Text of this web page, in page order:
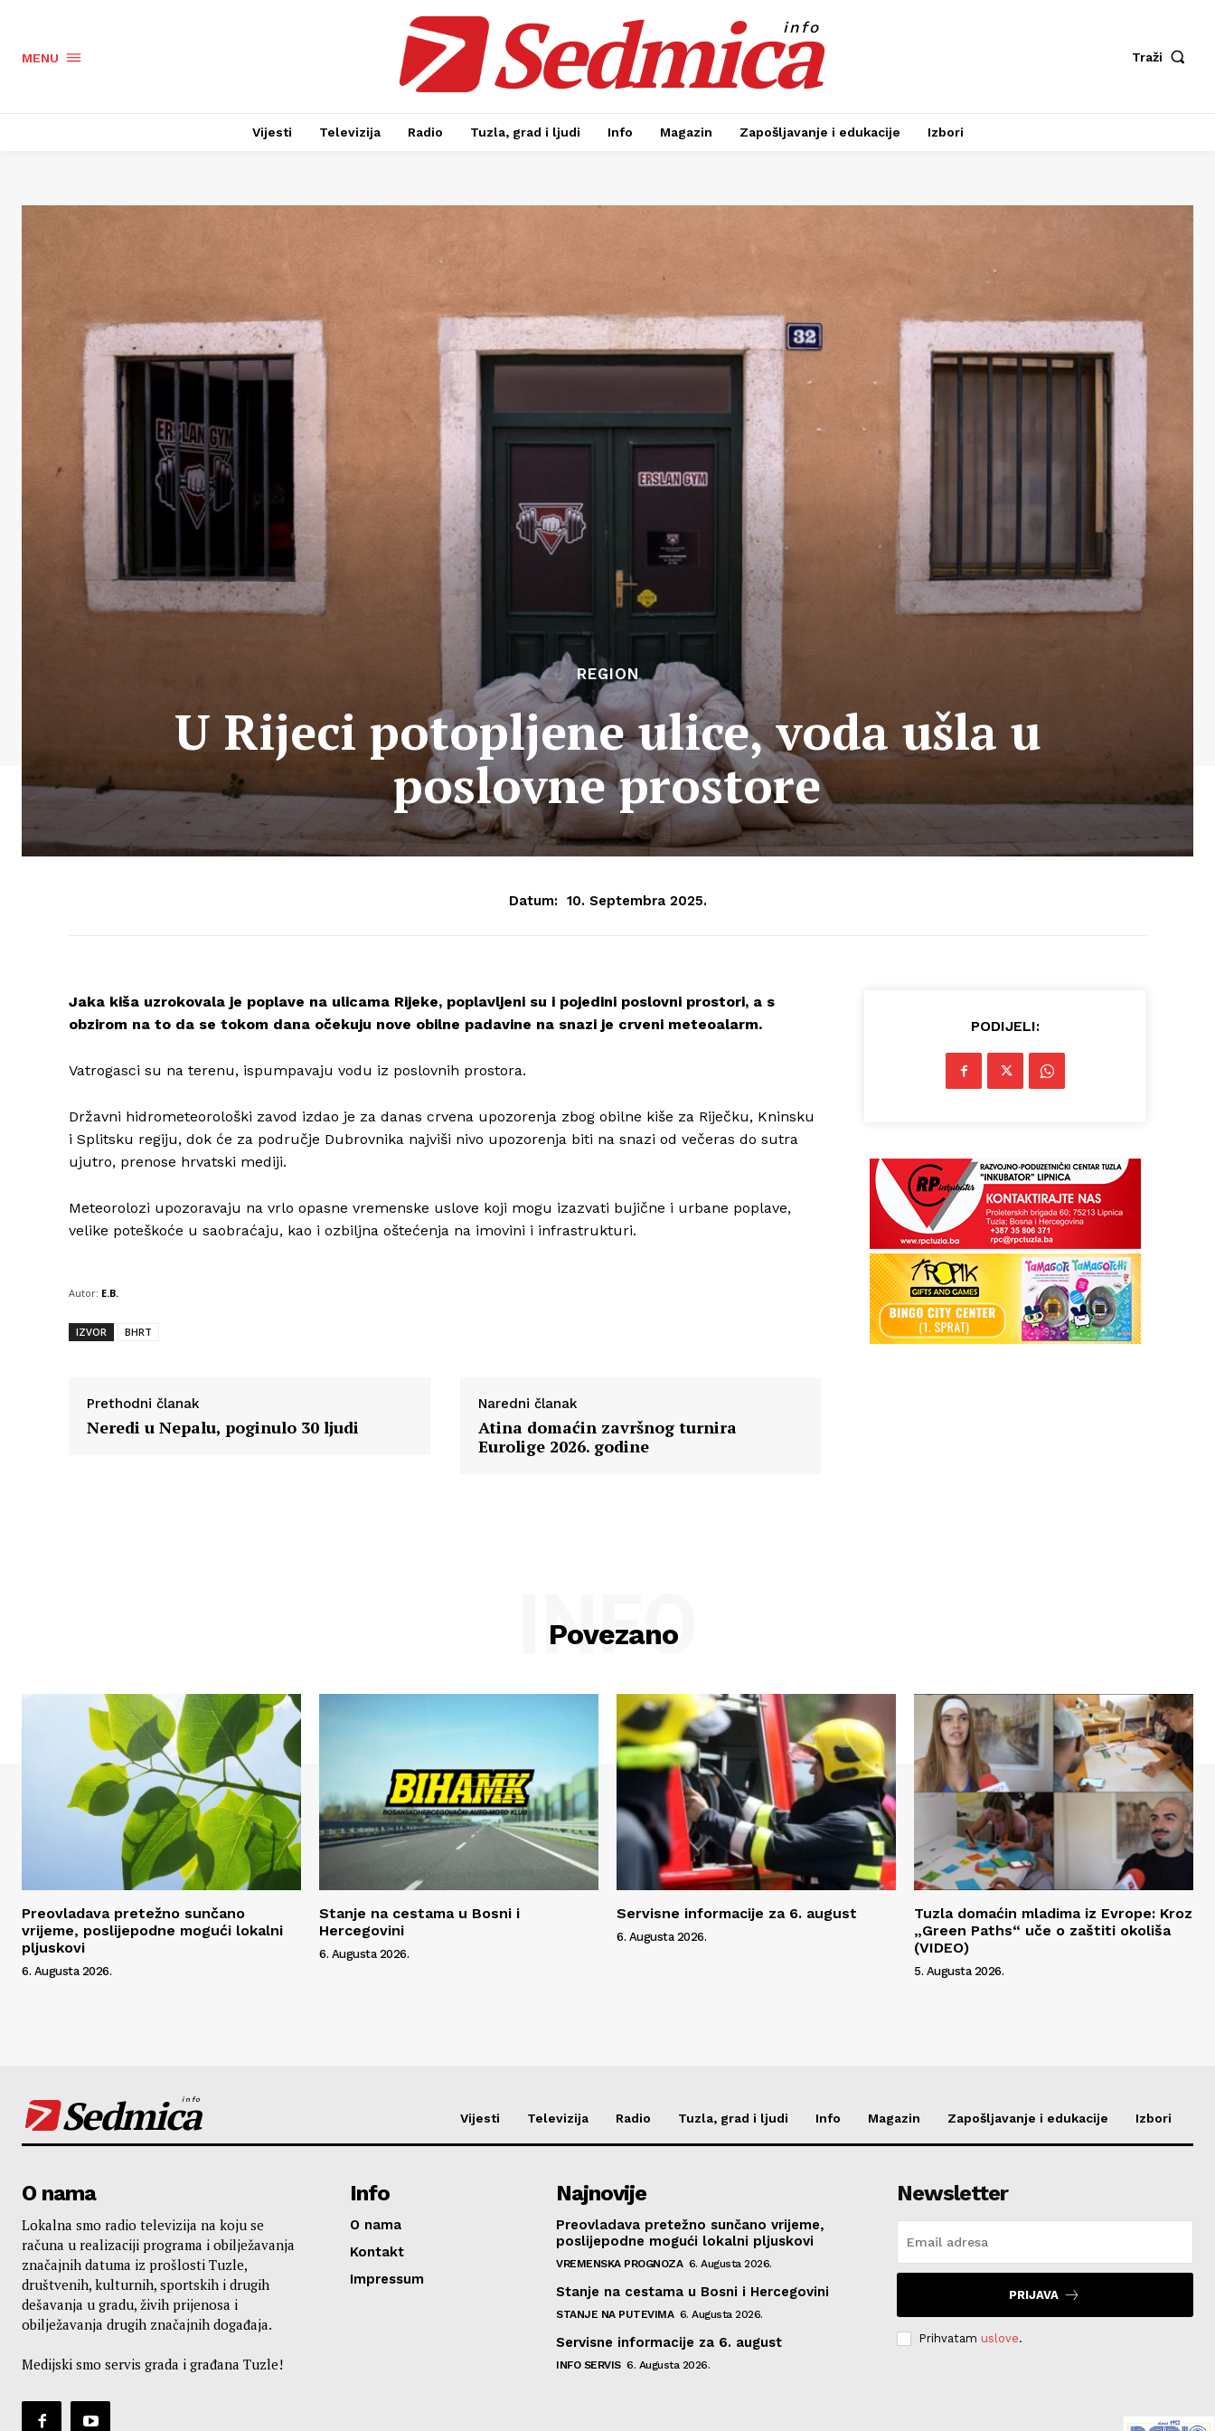
Info
MENU Sedmica
info
Traži
Vijesti Televizija Radio Tuzla, grad i ljudi Info Magazin Zapošljavanje i edukacije Izbori
REGION
U Rijeci potopljene ulice, voda ušla u
poslovne prostore
Datum: 10. Septembra 2025.
Jaka kiša uzrokovala je poplave na ulicama Rijeke, poplavljeni su i pojedini poslovni prostori, a s
obzirom na to da se tokom dana očekuju nove obilne padavine na snazi je crveni meteoalarm.
Vatrogasci su na terenu, ispumpavaju vodu iz poslovnih prostora.
Državni hidrometeorološki zavod izdao je za danas crvena upozorenja zbog obilne kiše za Riječku, Kninsku
i Splitsku regiju, dok će za područje Dubrovnika najviši nivo upozorenja biti na snazi od večeras do sutra
ujutro, prenose hrvatski mediji.
Meteorolozi upozoravaju na vrlo opasne vremenske uslove koji mogu izazvati bujične i urbane poplave,
velike poteškoće u saobraćaju, kao i ozbiljna oštećenja na imovini i infrastrukturi.
Autor: E.B.
IZVOR BHRT
Prethodni članak
Neredi u Nepalu, poginulo 30 ljudi
Naredni članak
Atina domaćin završnog turnira
Eurolige 2026. godine
PODIJELI:
Povezano
INFO
Preovladava pretežno sunčano
vrijeme, poslijepodne mogući lokalni
pljuskovi
6. Augusta 2026.
Stanje na cestama u Bosni i
Hercegovini
6. Augusta 2026.
Servisne informacije za 6. august
6. Augusta 2026.
Tuzla domaćin mladima iz Evrope: Kroz
„Green Paths“ uče o zaštiti okoliša
(VIDEO)
5. Augusta 2026.
Sedmica
info
Vijesti Televizija Radio Tuzla, grad i ljudi Info Magazin Zapošljavanje i edukacije Izbori
O nama
Lokalna smo radio televizija na koju se
računa u realizaciji programa i obilježavanja
značajnih datuma iz prošlosti Tuzle,
društvenih, kulturnih, sportskih i drugih
dešavanja u gradu, živih prijenosa i
obilježavanja drugih značajnih događaja.
Medijski smo servis grada i građana Tuzle!
Info
O nama
Kontakt
Impressum
Najnovije
Preovladava pretežno sunčano vrijeme,
poslijepodne mogući lokalni pljuskovi
VREMENSKA PROGNOZA 6. Augusta 2026.
Stanje na cestama u Bosni i Hercegovini
STANJE NA PUTEVIMA 6. Augusta 2026.
Servisne informacije za 6. august
INFO SERVIS 6. Augusta 2026.
Newsletter
PRIJAVA
Prihvatam uslove.